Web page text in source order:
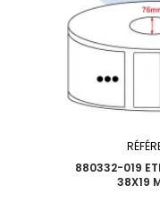
880332-019
38X19